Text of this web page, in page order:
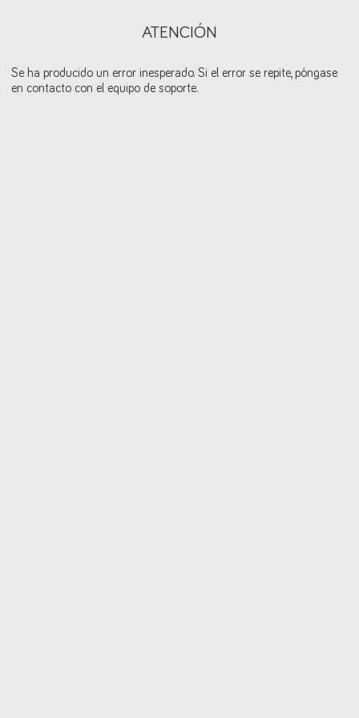
ATENCIÓN
Se ha producido un error inesperado. Si el error se repite, póngase
en contacto con el equipo de soporte.